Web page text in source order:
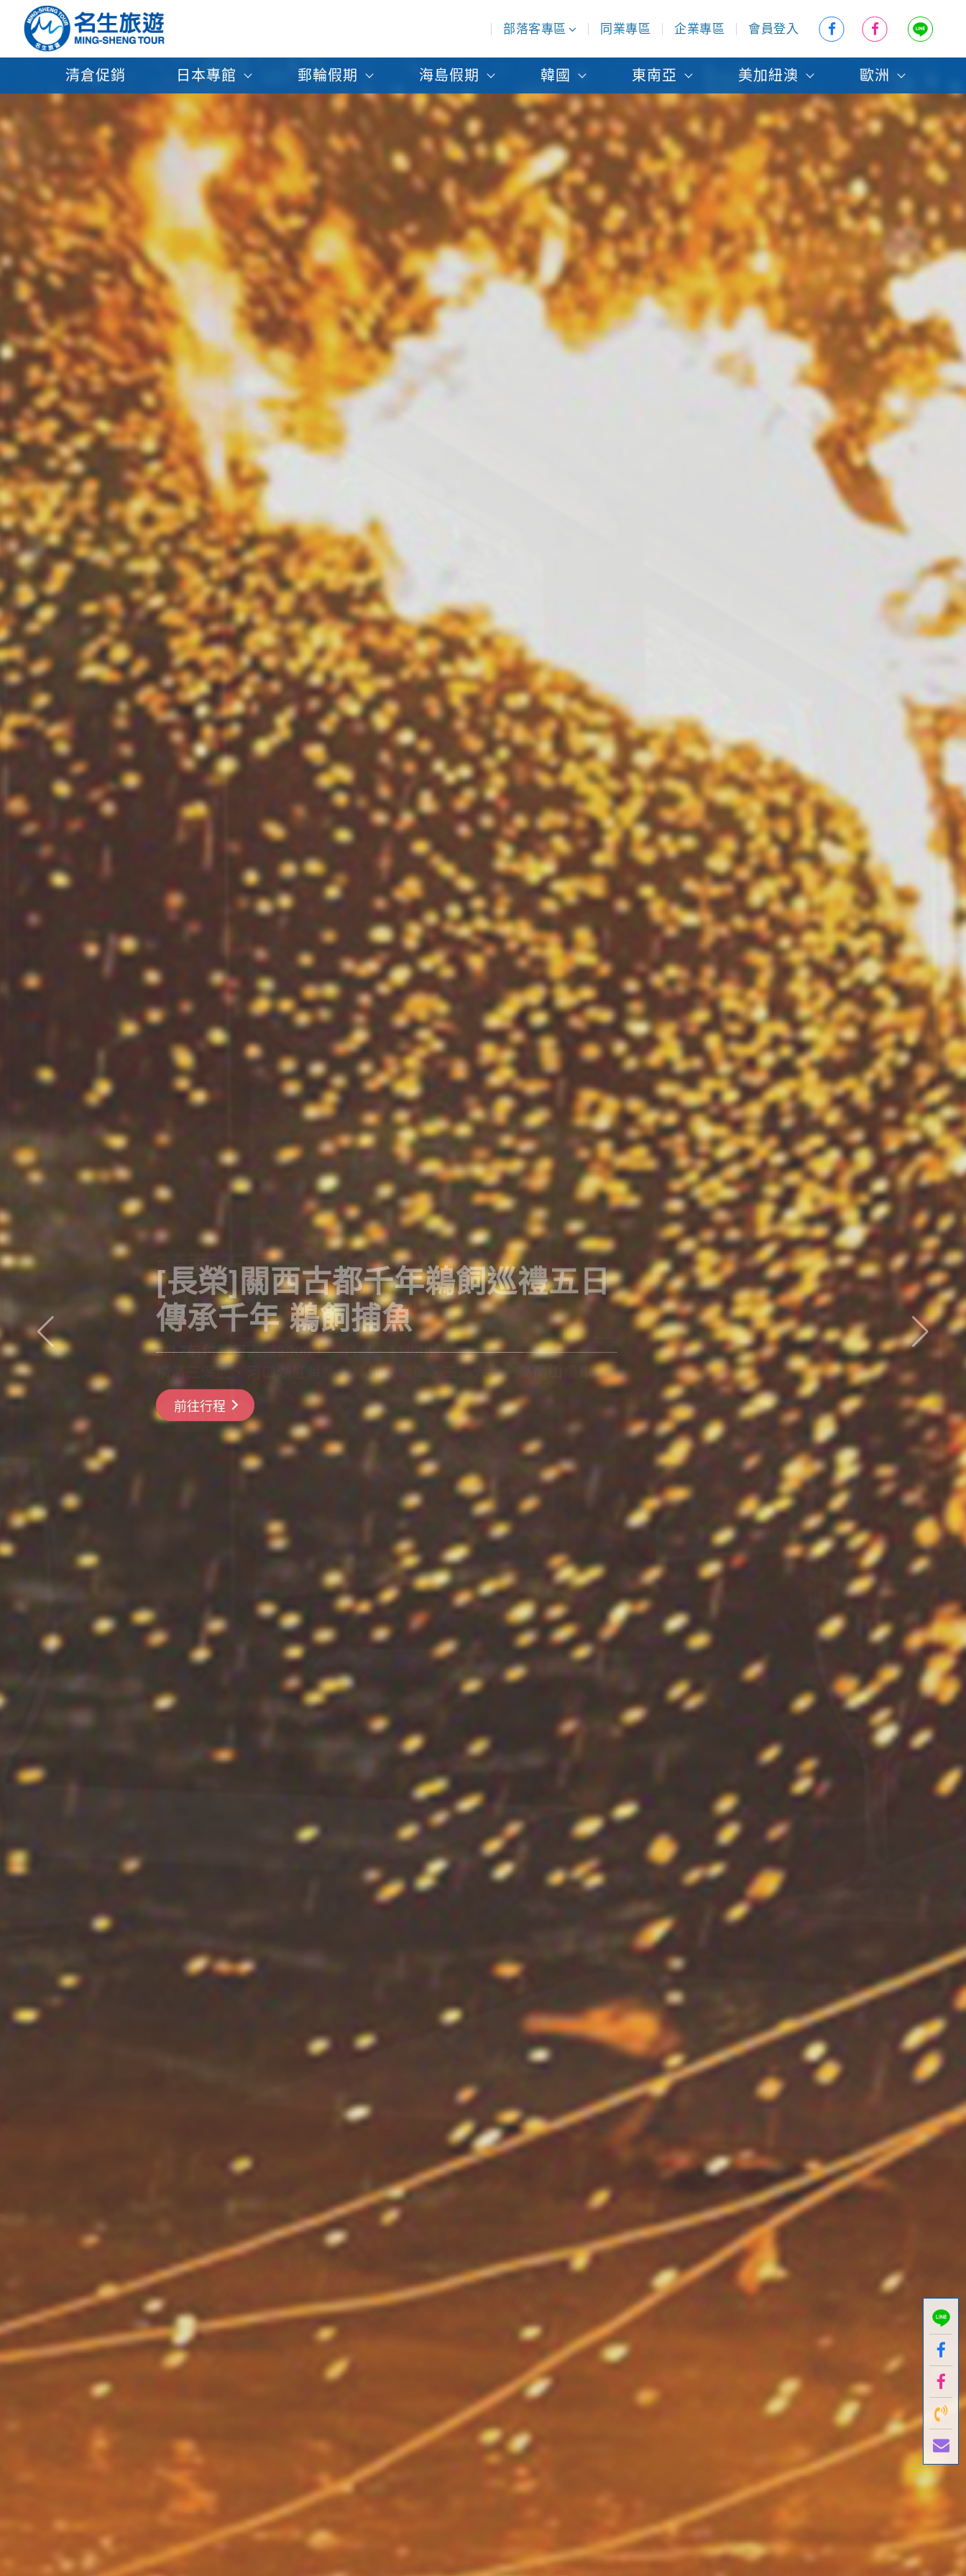
部落客專區 同業專區 企業專區 會員登入
清倉促銷 日本專館 郵輪假期 海島假期 韓國 東南亞 美加紐澳 歐洲
搶先GO
前往行程
前往行程
[長榮]關西古都千年鵜飼巡禮五日
傳承千年 鵜飼捕魚
長良川鵜飼、彥根城、清水寺、嵐山小火車
前往行程